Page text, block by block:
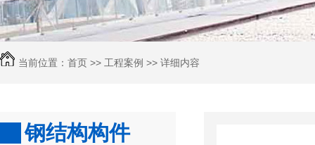
当前位置： 首页 >> 工程案例 >> 详细内容
钢结构构件